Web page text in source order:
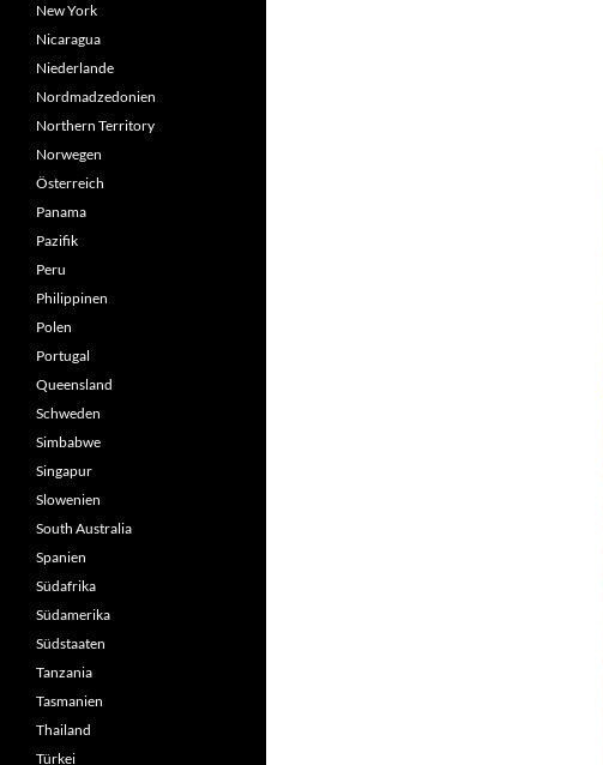
New York
Nicaragua
Niederlande
Nordmadzedonien
Northern Territory
Norwegen
Österreich
Panama
Pazifik
Peru
Philippinen
Polen
Portugal
Queensland
Schweden
Simbabwe
Singapur
Slowenien
South Australia
Spanien
Südafrika
Südamerika
Südstaaten
Tanzania
Tasmanien
Thailand
Türkei